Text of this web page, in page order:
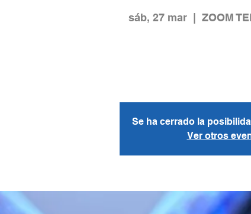
sáb, 27 mar ZOOM
Se ha cerrado la
Ver otros